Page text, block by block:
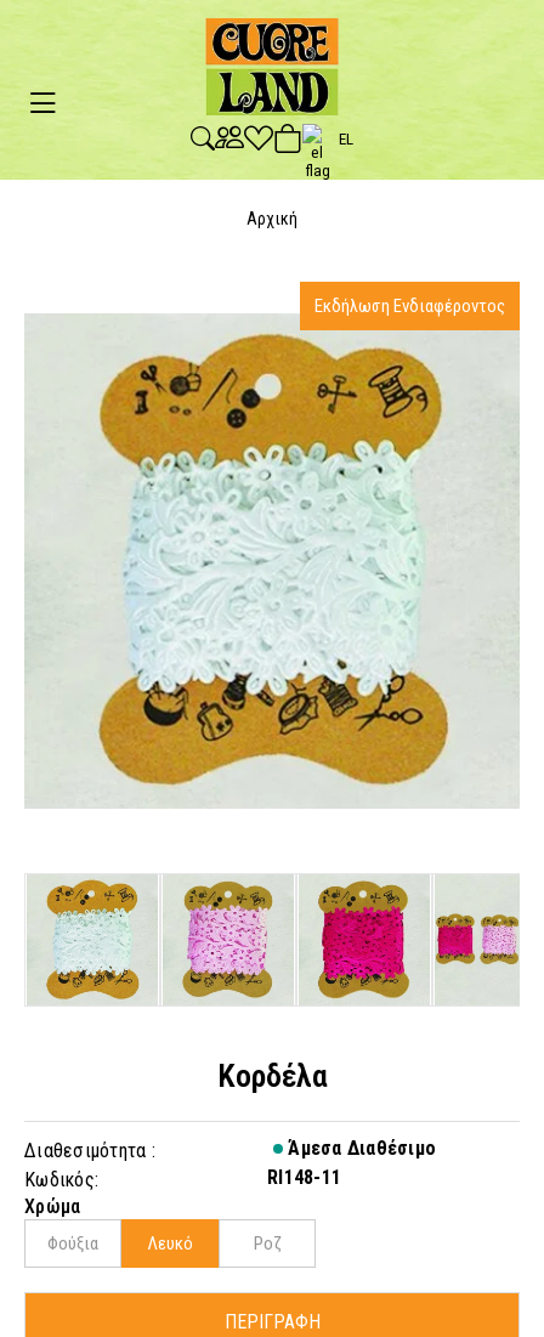
EL
Αρχική
Κορδέλα
Διαθεσιμότητα :
Άμεσα Διαθέσιμο
Κωδικός:
RI148-11
Χρώμα
Φούξια Λευκό Ροζ
ΠΕΡΙΓΡΑΦΗ
Εκδήλωση Ενδιαφέροντος